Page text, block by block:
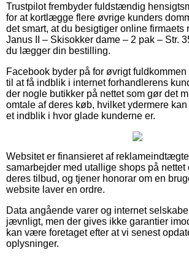
Trustpilot frembyder fuldstændig
for at kortlægge flere øvrige kunders
det smart, at du besigtiger online firmaets
Janus II – Skisokker dame – 2 pak – Str.
du lægger din bestilling.
Facebook byder på for øvrigt
til at få indblik i internet forhandlerens
der nogle butikker på nettet som gør det
omtale af deres køb, hvilket ydermere
et indblik i hvor glade kunderne er.
Websitet er finansieret af
samarbejder med utallige shops på nettet
deres tilbud, og tjener honorar om en
website laver en ordre.
Data angående varer og internet
jævnligt, men der gives ikke garantier
kan være foretaget efter at vi senest
oplysninger.